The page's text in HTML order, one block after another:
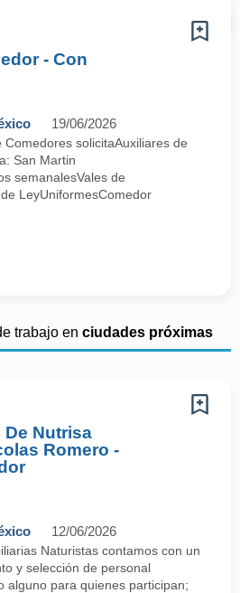
- Con
19/06/2026
solicitaAuxiliares de
San Martin
semanalesVales de
LeyUniformesComedor
trabajo en ciudades próximas
De Nutrisa
Romero -
12/06/2026
Naturistas contamos con un
y selección de personal
alguno para quienes participan;